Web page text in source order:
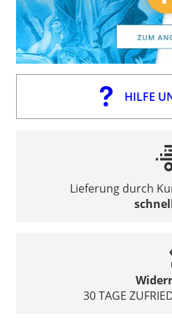
HILFE
Lieferung durch
30 TAGE